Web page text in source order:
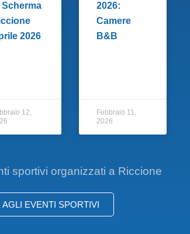
Scherma
2026
12,
2026:
Camere
B&B
Febbraio 11,
2026
sportivi organizzati a Riccione
EVENTI SPORTIVI